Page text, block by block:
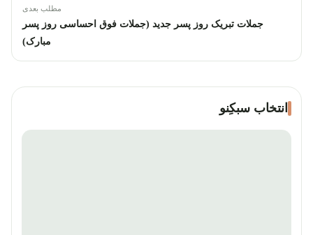
مطلب بعدی
جملات تبریک روز پسر جدید (جملات فوق احساسی روز پسر
مبارک)
انتخاب سبکِنو